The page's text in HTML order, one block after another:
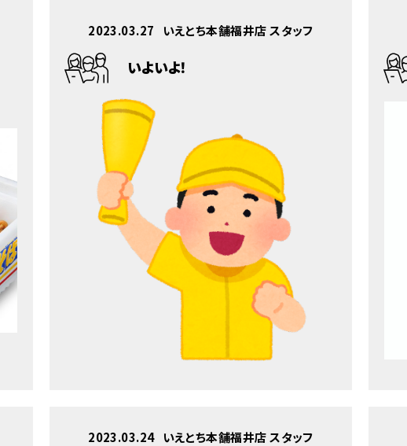
2023.03.27 いえとち本舗福井店 スタッフ
いよいよ！
2023.03.24 いえとち本舗福井店 スタッフ